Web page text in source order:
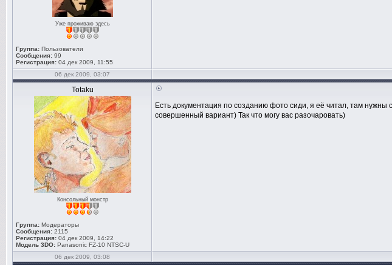
Уже проживаю здесь
Группа: Пользователи
Сообщения: 99
Регистрация: 04 дек 2009, 11:55
06 дек 2009, 03:07
Totaku
Консольный монстр
Группа: Модераторы
Сообщения: 2115
Регистрация: 04 дек 2009, 14:22
Модель 3DO: Panasonic FZ-10 NTSC-U
Есть документация по созданию фото сиди, я её читал, там нужны
совершенный вариант) Так что могу вас разочаровать)
06 дек 2009, 03:08